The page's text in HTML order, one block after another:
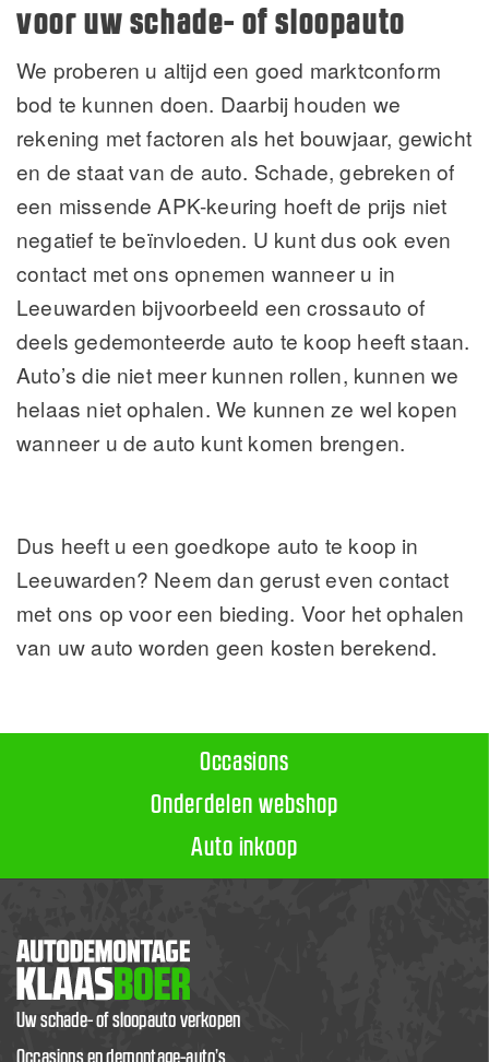
voor uw schade- of sloopauto
We proberen u altijd een goed marktconform
bod te kunnen doen. Daarbij houden we
rekening met factoren als het bouwjaar, gewicht
en de staat van de auto. Schade, gebreken of
een missende APK-keuring hoeft de prijs niet
negatief te beïnvloeden. U kunt dus ook even
contact met ons opnemen wanneer u in
Leeuwarden bijvoorbeeld een crossauto of
deels gedemonteerde auto te koop heeft staan.
Auto’s die niet meer kunnen rollen, kunnen we
helaas niet ophalen. We kunnen ze wel kopen
wanneer u de auto kunt komen brengen.
Dus heeft u een goedkope auto te koop in
Leeuwarden? Neem dan gerust even contact
met ons op voor een bieding. Voor het ophalen
van uw auto worden geen kosten berekend.
Occasions
Onderdelen webshop
Auto inkoop
Uw schade- of sloopauto verkopen